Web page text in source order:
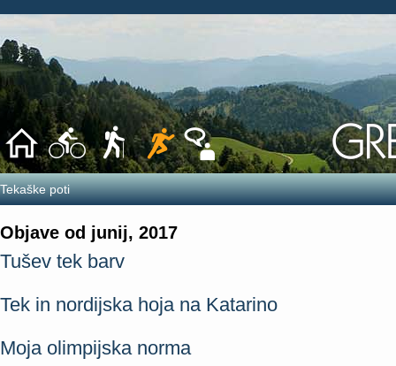
Tekaške poti
Objave od junij, 2017
Tušev tek barv
Tek in nordijska hoja na Katarino
Moja olimpijska norma